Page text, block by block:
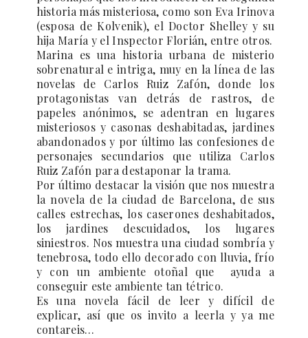
historia más misteriosa, como son Eva Irinova
(esposa de Kolvenik), el Doctor Shelley y su
hija María y el Inspector Florián, entre otros.
Marinaes una historia urbana de misterio
sobrenatural e intriga, muy en la línea de las
novelas de Carlos Ruiz Zafón, donde los
protagonistas van detrás de rastros, de
papeles anónimos, se adentran en lugares
misteriosos y casonas deshabitadas, jardines
abandonados y por último las confesiones de
personajes secundarios que utiliza Carlos
Ruiz Zafón para destaponar la trama.
Por último destacar la visión que nos muestra
la novela de la ciudad de Barcelona, de sus
calles estrechas, los caserones deshabitados,
los jardines descuidados, los lugares
siniestros. Nos muestra una ciudad sombría y
tenebrosa, todo ello decorado con lluvia, frío
y con un ambiente otoñal que ayuda a
conseguir este ambiente tan tétrico.
Es una novela fácil de leer y difícil de
explicar, así que os invito a leerla y ya me
contareis…